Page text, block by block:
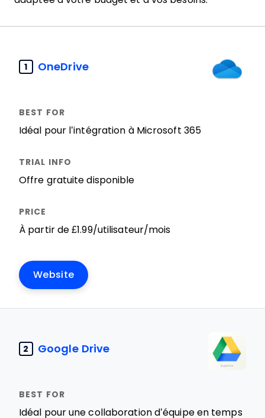
1 OneDrive
Idéal pour l’intégration à Microsoft 365
Offre gratuite disponible
À partir de £1.99/utilisateur/mois
Website
2 Google Drive
Idéal pour une collaboration d’équipe en temps